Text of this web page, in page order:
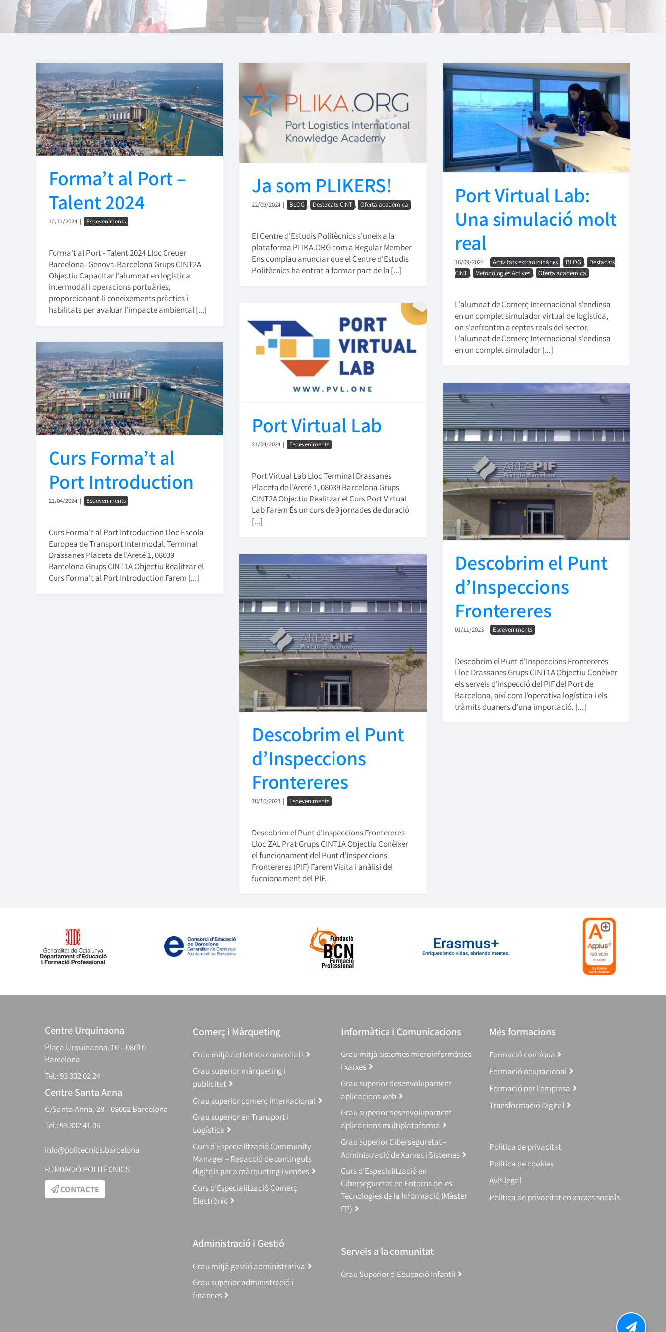
Forma’t al Port –
Talent 2024
12/11/2024 | Esdeveniments
Forma't al Port - Talent 2024 Lloc Creuer
Barcelona- Genova-Barcelona Grups CINT2A
Objectiu Capacitar l'alumnat en logística
intermodal i operacions portuàries,
proporcionant-li coneixements pràctics i
habilitats per avaluar l'impacte ambiental [...]
Ja som PLIKERS!
22/09/2024 | BLOG , Destacats CINT , Oferta acadèmica
El Centre d'Estudis Politècnics s'uneix a la
plataforma PLIKA.ORG com a Regular Member
Ens complau anunciar que el Centre d'Estudis
Politècnics ha entrat a formar part de la [...]
Port Virtual Lab:
Una simulació molt
real
16/09/2024 | Activitats extraordinàries , BLOG , Destacats
CINT , Metodologies Actives , Oferta acadèmica
L'alumnat de Comerç Internacional s'endinsa
en un complet simulador virtual de logística,
on s'enfronten a reptes reals del sector.
L'alumnat de Comerç Internacional s'endinsa
en un complet simulador [...]
Port Virtual Lab
21/04/2024 | Esdeveniments
Port Virtual Lab Lloc Terminal Drassanes
Placeta de l’Areté 1, 08039 Barcelona Grups
CINT2A Objectiu Realitzar el Curs Port Virtual
Lab Farem És un curs de 9 jornades de duració
[...]
Curs Forma’t al
Port Introduction
21/04/2024 | Esdeveniments
Curs Forma't al Port Introduction Lloc Escola
Europea de Transport Intermodal. Terminal
Drassanes Placeta de l’Areté 1, 08039
Barcelona Grups CINT1A Objectiu Realitzar el
Curs Forma't al Port Introduction Farem [...]
Descobrim el Punt
d’Inspeccions
Frontereres
01/11/2023 | Esdeveniments
Descobrim el Punt d'Inspeccions Frontereres
Lloc Drassanes Grups CINT1A Objectiu Conèixer
els serveis d'inspecció del PIF del Port de
Barcelona, així com l'operativa logística i els
tràmits duaners d'una importació. [...]
Descobrim el Punt
d’Inspeccions
Frontereres
18/10/2023 | Esdeveniments
Descobrim el Punt d'Inspeccions Frontereres
Lloc ZAL Prat Grups CINT1A Objectiu Conèixer
el funcionament del Punt d'Inspeccions
Frontereres (PIF) Farem Visita i anàlisi del
fucnionament del PIF.
Centre Urquinaona
Plaça Urquinaona, 10 – 08010
Barcelona
Tel.: 93 302 02 24
Centre Santa Anna
C/Santa Anna, 28 – 08002 Barcelona
Tel.: 93 302 41 06
info@politecnics.barcelona
FUNDACIÓ POLITÈCNICS
CONTACTE
Comerç i Màrqueting
Grau mitjà activitats comercials
Grau superior màrqueting i
publicitat
Grau superior comerç internacional
Grau superior en Transport i
Logística
Curs d’Especialització Community
Manager – Redacció de continguts
digitals per a màrqueting i vendes
Curs d’Especialització Comerç
Electrònic
Administració i Gestió
Grau mitjà gestió administrativa
Grau superior administració i
finances
Informàtica i Comunicacions
Grau mitjà sistemes microinformàtics
i xarxes
Grau superior desenvolupament
aplicacions web
Grau superior desenvolupament
aplicacions multiplataforma
Grau superior Ciberseguretat –
Administració de Xarxes i Sistemes
Curs d’Especialització en
Ciberseguretat en Entorns de les
Tecnologies de la Informació (Màster
FP)
Serveis a la comunitat
Grau Superior d’Educació Infantil
Més formacions
Formació contínua
Formació ocupacional
Formació per l’empresa
Transformació Digital
Política de privacitat
Política de cookies
Avís legal
Política de privacitat en xarxes socials